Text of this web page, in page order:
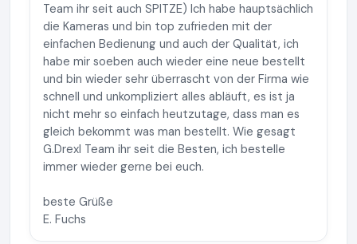
Team ihr seit auch SPITZE) Ich habe hauptsächlich
die Kameras und bin top zufrieden mit der
einfachen Bedienung und auch der Qualität, ich
habe mir soeben auch wieder eine neue bestellt
und bin wieder sehr überrascht von der Firma wie
schnell und unkompliziert alles abläuft, es ist ja
nicht mehr so einfach heutzutage, dass man es
gleich bekommt was man bestellt. Wie gesagt
G.Drexl Team ihr seit die Besten, ich bestelle
immer wieder gerne bei euch.
beste Grüße
E. Fuchs